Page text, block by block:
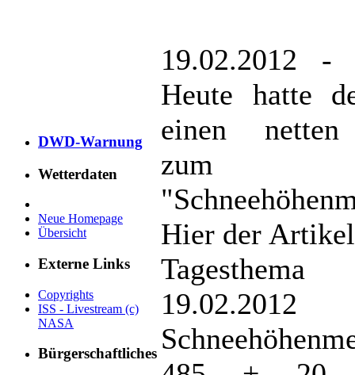
DWD-Warnung
Wetterdaten
Neue Homepage
Übersicht
Externe Links
Copyrights
ISS - Livestream (c)
NASA
Bürgerschaftliches
19.02.2012 -
Heute hatte
einen
zum
Hier der
19.02.2012